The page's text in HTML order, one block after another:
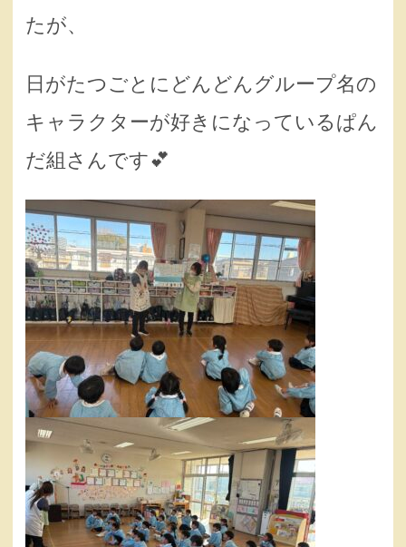
たが、
日がたつごとにどんどんグループ名の
キャラクターが好きになっているぱん
だ組さんです💕